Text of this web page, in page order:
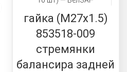
гайка (М27х1.5)
853518-009
стремянки
балансира задней